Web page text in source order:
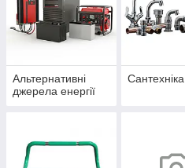
Альтернативні
джерела енергії
Сантехніка